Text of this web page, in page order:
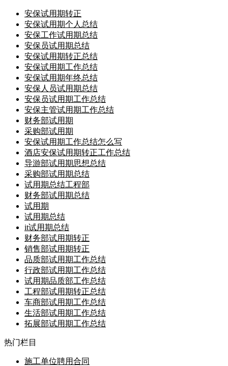
安保试用期转正
安保试用期个人总结
安保工作试用期总结
安保员试用期总结
安保试用期转正总结
安保试用期工作总结
安保试用期年终总结
安保人员试用期总结
安保员试用期工作总结
安保主管试用期工作总结
财务部试用期
采购部试用期
安保试用期工作总结怎么写
酒店安保试用期转正工作总结
导游部试用期思想总结
采购部试用期总结
试用期总结工程部
财务部试用期总结
试用期
试用期总结
it试用期总结
财务部试用期转正
销售部试用期转正
品质部试用期工作总结
行政部试用期工作总结
试用期品质部工作总结
工程部试用期转正总结
车商部试用期工作总结
生活部试用期工作总结
拓展部试用期工作总结
热门栏目
施工单位聘用合同